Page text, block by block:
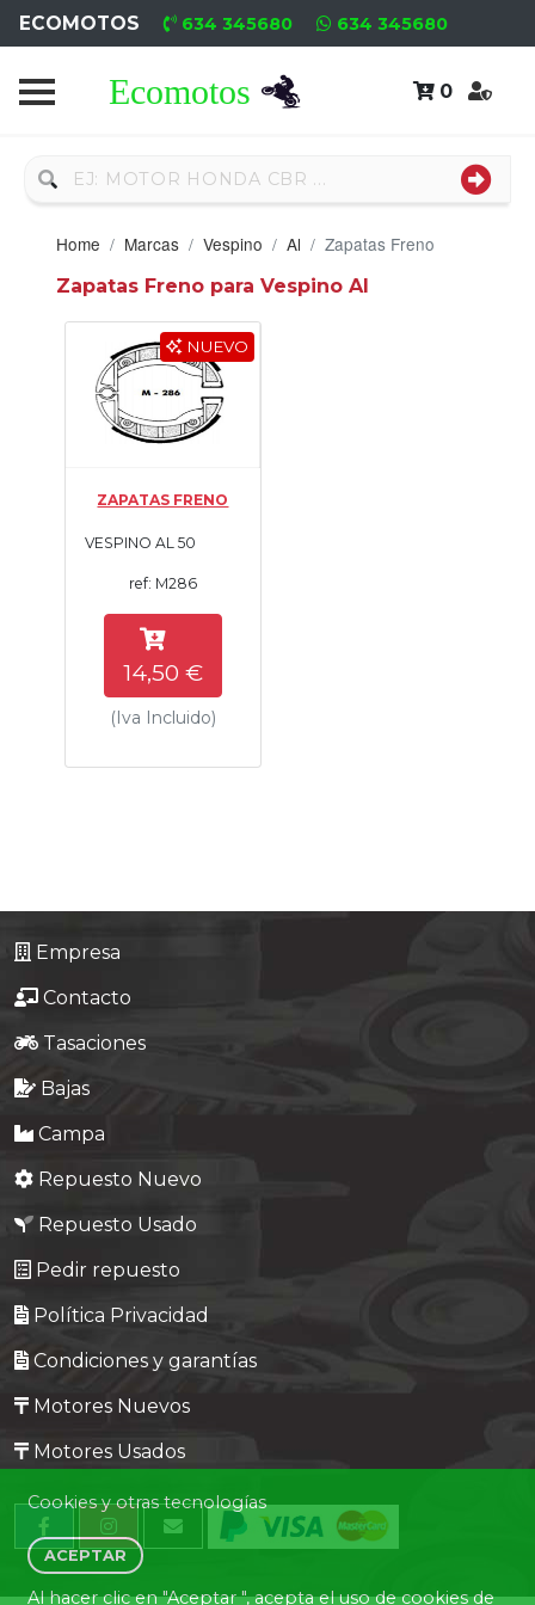
ECOMOTOS 634 345680 634 345680
0
Home
Usado
Neumáticos
Campa
Motores
Nuevos
Usados
Tasaciones
Formulario
Empresa
Home Marcas Vespino Al Zapatas Freno
Zapatas Freno para Vespino Al
NUEVO
ZAPATAS FRENO
VESPINO AL 50
ref: M286
14,50 €
(Iva Incluido)
Empresa
Contacto
Tasaciones
Bajas
Campa
Repuesto Nuevo
Repuesto Usado
Pedir repuesto
Política Privacidad
Condiciones y garantías
Motores Nuevos
Motores Usados
Cookies y otras tecnologías
ACEPTAR
Al hacer clic en "Aceptar ", acepta el uso decookies de